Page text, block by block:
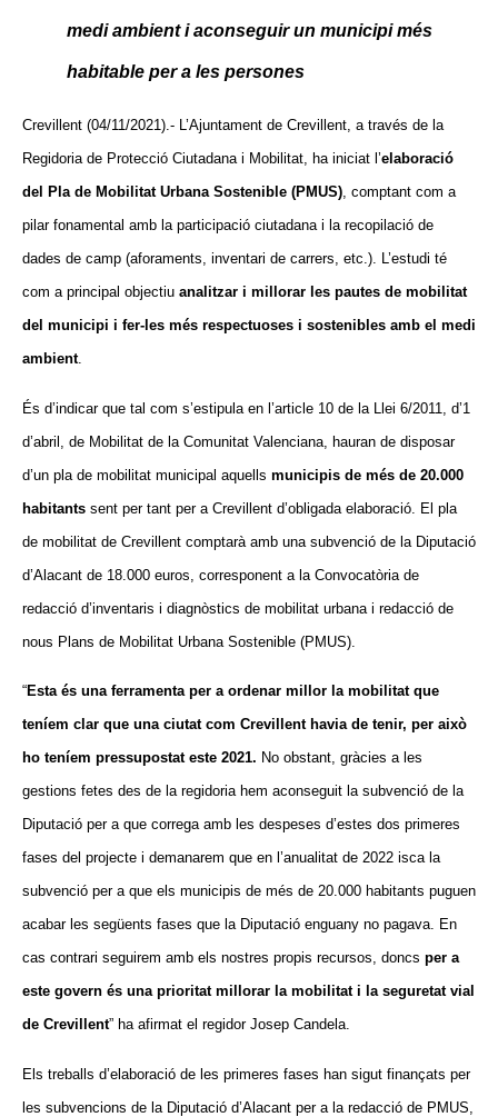
medi ambient iaconseguir un municipimés
habitable per a les persones
Crevillent (04/11/2021).- L’Ajuntament de Crevillent, a través de la
Regidoria de Protecció Ciutadana i Mobilitat, ha iniciat l’elaboració
del Pla de Mobilitat Urbana Sostenible (PMUS), comptant com a
pilar fonamental amb la participació ciutadana i la recopilació de
dades de camp (aforaments, inventari de carrers, etc.). L’estudi té
com a principal objectiu analitzar i millorar les pautes de mobilitat
del municipi i fer-les més respectuoses i sostenibles amb el medi
ambient.
És d’indicar que tal com s’estipula en l’article 10 de la Llei 6/2011, d’1
d’abril, de Mobilitat de la Comunitat Valenciana, hauran de disposar
d’un pla de mobilitat municipal aquells municipis de més de 20.000
habitants sent per tant per a Crevillent d’obligada elaboració. El pla
de mobilitat de Crevillent comptarà amb una subvenció de la Diputació
d’Alacant de 18.000 euros, corresponent a la Convocatòria de
redacció d’inventaris i diagnòstics de mobilitat urbana i redacció de
nous Plans de Mobilitat Urbana Sostenible (PMUS).
“Esta és una ferramenta per a ordenar millor la mobilitat que
teníem clar que una ciutat com Crevillent havia de tenir, per això
ho teníem pressupostat este 2021. No obstant, gràcies a les
gestions fetes des de la regidoria hem aconseguit la subvenció de la
Diputació per a que correga amb les despeses d’estes dos primeres
fases del projecte i demanarem que en l’anualitat de 2022 isca la
subvenció per a que els municipis de més de 20.000 habitants puguen
acabar les següents fases que la Diputació enguany no pagava. En
cas contrari seguirem amb els nostres propis recursos, doncs per a
este govern és una prioritat millorar la mobilitat i la seguretat vial
de Crevillent” ha afirmat el regidor Josep Candela.
Els treballs d’elaboració de les primeres fases han sigut finançats per
les subvencions de la Diputació d’Alacant per a la redacció de PMUS,